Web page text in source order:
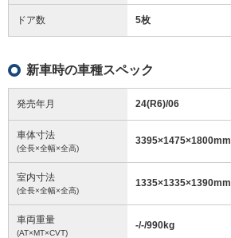
ドア数 5枚
新車時の車種スペック
発売年月 24(R6)/06
車体寸法
(全長×全幅×全高)
3395×1475×1800mm
室内寸法
(全長×全幅×全高)
1335×1335×1390mm
車両重量
(AT×MT×CVT)
-/-/990kg